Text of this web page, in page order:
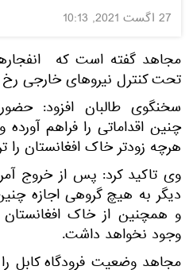
27 اگست 2021, 10:13
مجاهد گفته است که
تحت کنترل نیروهای خارجی
سخنگوی طالبان افزود: حضور
چنین اقداماتی را فراهم آورده
هرچه زودتر خاک افغانستان را
وی تاکید کرد: پس از خروج
دیگر به هیچ گروهی اجازه
و همچنین از خاک
وجود نخواهد داشت.
مجاهد وضعیت فرودگاه کابل